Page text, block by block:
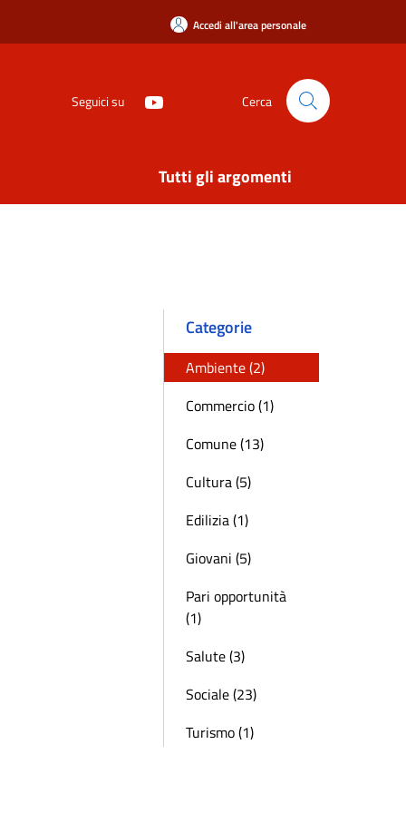
Accedi all'area personale
Seguici su Cerca
Tutti gli argomenti
Categorie
Ambiente (2)
Commercio (1)
Comune (13)
Cultura (5)
Edilizia (1)
Giovani (5)
Pari opportunità
(1)
Salute (3)
Sociale (23)
Turismo (1)